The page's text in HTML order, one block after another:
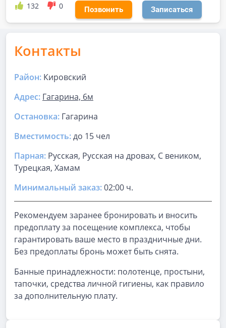
132 0 Позвонить Записаться
Контакты
Район: Кировский
Адрес: Гагарина, 6м
Остановка: Гагарина
Вместимость:до 15 чел
Парная: Русская, Русская на дровах, С веником,
Турецкая, Хамам
Минимальный заказ:02:00 ч.
Рекомендуем заранее бронировать и вносить
предоплату за посещение комплекса, чтобы
гарантировать ваше место в праздничные дни.
Без предоплаты бронь может быть снята.
Банные принадлежности: полотенце, простыни,
тапочки, средства личной гигиены, как правило
за дополнительную плату.